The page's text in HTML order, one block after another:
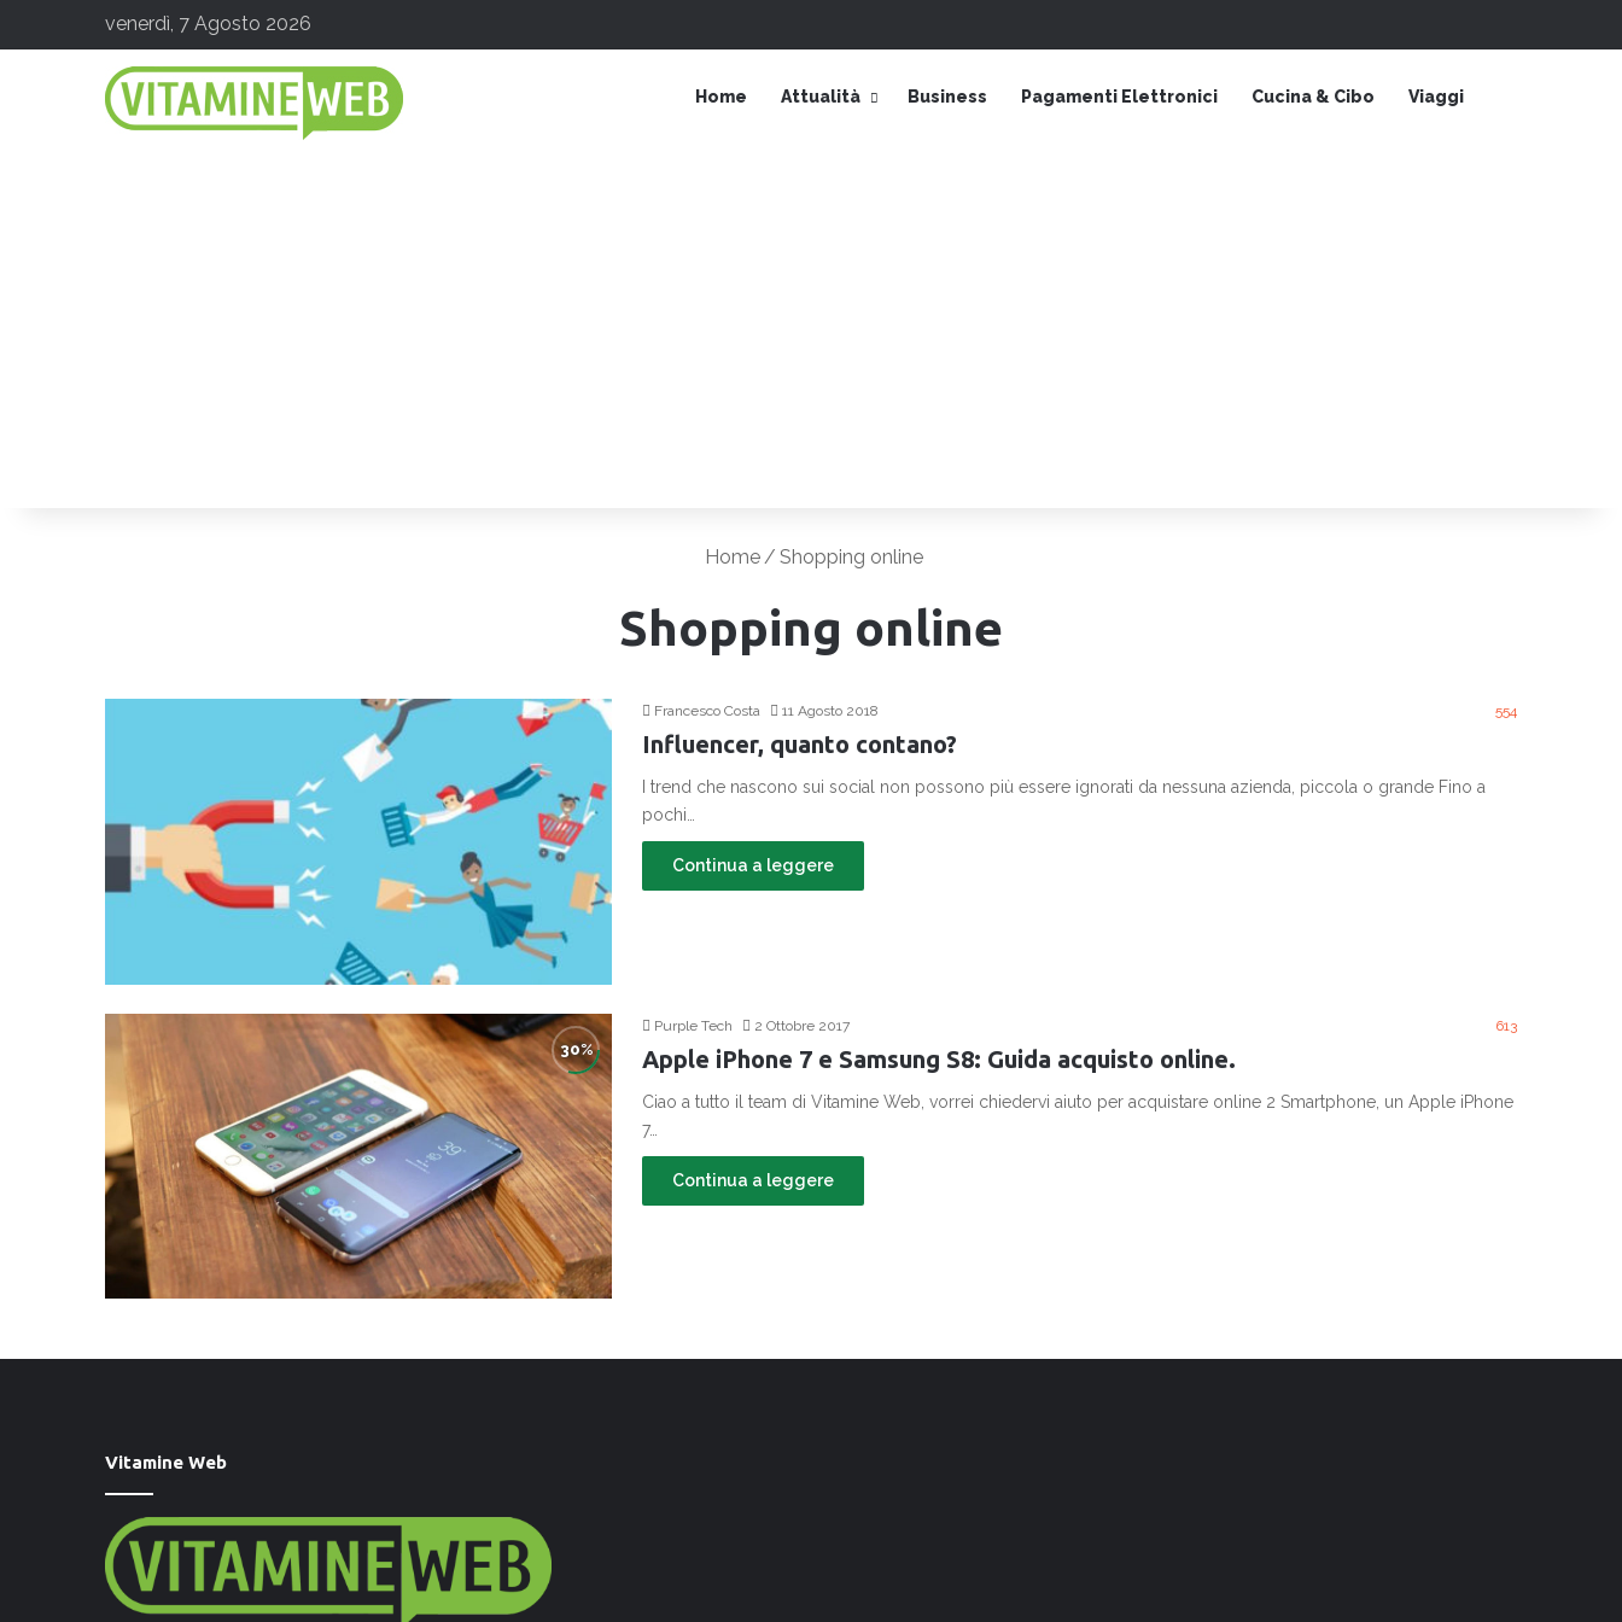
venerdì, 7 Agosto 2026
Home Attualità Business Pagamenti Elettronici Cucina & Cibo Viaggi
Home/ Shopping online
Shopping online
Francesco Costa 11 Agosto 2018 554
Influencer, quanto contano?
I trend che nascono sui social non possono più essere ignorati da nessuna azienda, piccola o grande Fino a
pochi…
Continua a leggere
Purple Tech 2 Ottobre 2017 613
Apple iPhone 7 e Samsung S8: Guida acquisto online.
Ciao a tutto il team di Vitamine Web, vorrei chiedervi aiuto per acquistare online 2 Smartphone, un Apple iPhone
7…
Continua a leggere
Vitamine Web